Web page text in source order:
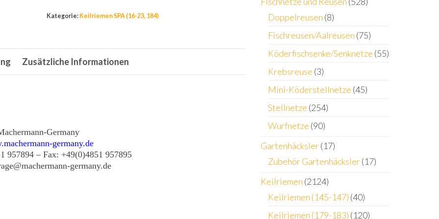
John
40
6250,
Menge
Kategorie: Keilriemen SPA (16-23, 184)
Zusätzliche Informationen
Germany
germany.de
957894 – Fax: +49(0)4851 957895
germany.de
Doppelreusen (8)
Fischreusen/Aalreusen (75)
Köderfischsenke/Senknetze (55)
Krebsreuse (3)
Mini-Köderstellnetze (45)
Stellnetze (254)
Wurfnetze (90)
Gartenhäcksler (17)
Zubehör Gartenhäcksler (17)
Keilriemen (2124)
Keilriemen (145-147) (40)
Keilriemen (179-183) (120)